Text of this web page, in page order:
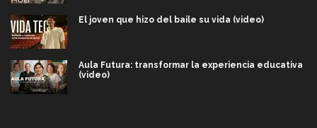
El joven que hizo del baile su vida (video)
Aula Futura: transformar la experiencia educativa
(video)